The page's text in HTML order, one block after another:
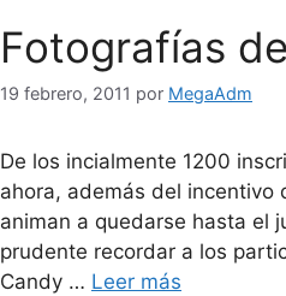
Fotografías
19 febrero, 2011 por MegaAdm
De los incialmente 1200
ahora, además del incentivo
animan a quedarse hasta el
prudente recordar a los
Candy … Leer más